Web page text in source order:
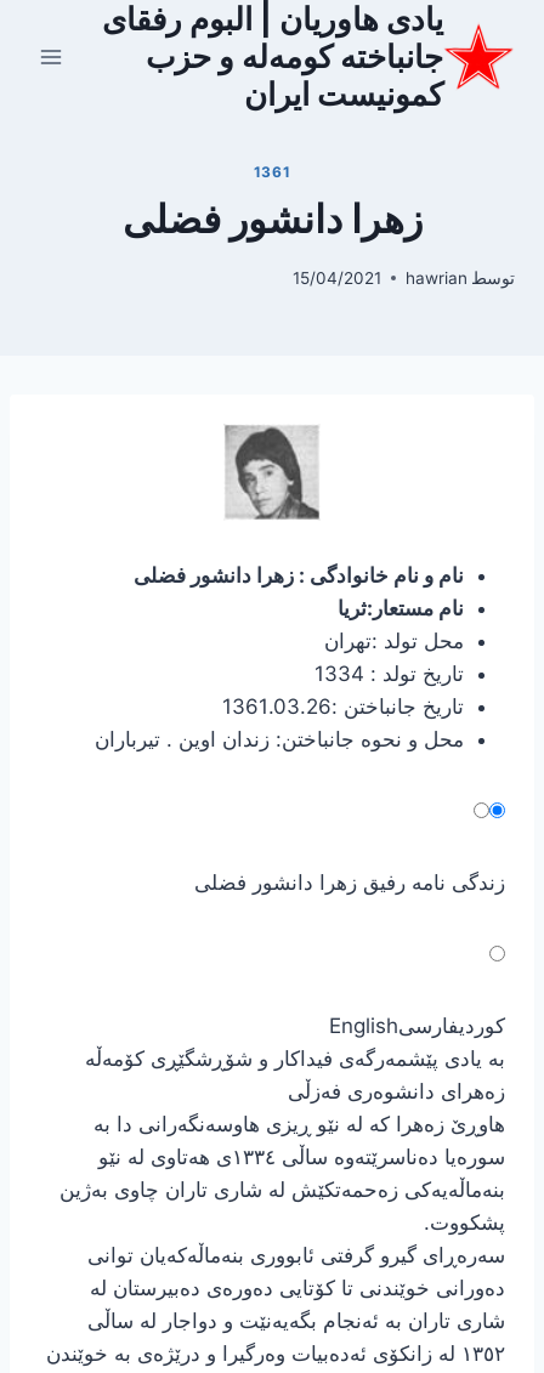
محتوا
یادی هاوریان | البوم رفقای
جانباخته کومه‌له و حزب
کمونیست ایران
1361
زهرا دانشور فضلی
توسط hawrian
15/04/2021
نام و نام خانوادگی : زهرا دانشور فضلی
نام مستعار:ثریا
محل تولد :تهران
تاریخ تولد : 1334
تاریخ جانباختن :1361.03.26
محل و نحوه جانباختن: زندان اوین . تیرباران
زندگی نامه رفیق زهرا دانشور فضلی
کوردیفارسیEnglish
بە یادی پێشمەرگەی فیداکار و شۆڕشگێڕی کۆمەڵە
زەهرای دانشوەری فەزڵی
هاوڕێ زەهرا کە لە نێو ڕیزی هاوسەنگەرانی دا بە
سورەیا دەناسرێتەوە ساڵی ١٣٣٤ی هەتاوی لە نێو
بنەماڵەیەکی زەحمەتکێش لە شاری تاران چاوی بەژین
پشکووت.
سەرەڕای گیرو گرفتی ئابووری بنەماڵەکەیان توانی
دەورانی خوێندنی تا کۆتایی دەورەی دەبیرستان لە
شاری تاران بە ئەنجام بگەیەنێت و دواجار لە ساڵی
١٣٥٢ لە زانکۆی ئەدەبیات وەرگیرا و درێژەی بە خوێندن